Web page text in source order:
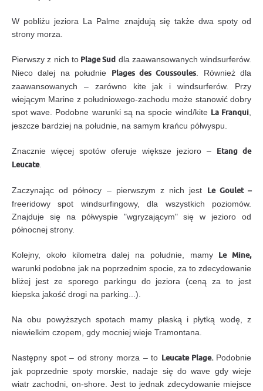
W pobliżu jeziora La Palme znajdują się także dwa spoty od
strony morza.
Pierwszy z nich toPlage Sud dla zaawansowanych windsurferów.
Nieco dalej na południe Plages des Coussoules . Również dla
zaawansowanych – zarówno kite jak i windsurferów. Przy
wiejącym Marine z południowego-zachodu może stanowić dobry
spot wave. Podobne warunki są na spocie wind/kite La Franqui
jeszcze bardziej na południe, na samym krańcu półwyspu.
Znacznie więcej spotów oferuje większe jezioro – Etang de
Leucate.
Zaczynając od północy – pierwszym z nich jest Le Goulet –
freeridowy spot windsurfingowy, dla wszystkich poziomów.
Znajduje się na półwyspie "wgryzającym" się w jezioro od
północnej strony.
Kolejny, około kilometra dalej na południe, mamy Le Mine,
warunki podobne jak na poprzednim spocie, za to zdecydowanie
bliżej jest ze sporego parkingu do jeziora (ceną za to jest
kiepska jakość drogi na parking...).
Na obu powyższych spotach mamy płaską i płytką wodę, z
niewielkim czopem, gdy mocniej wieje Tramontana.
Następny spot – od strony morza – to Leucate Plage. Podobnie
jak poprzednie spoty morskie, nadaje się do wave gdy wieje
wiatr zachodni, on-shore. Jest to jednak zdecydowanie miejsce